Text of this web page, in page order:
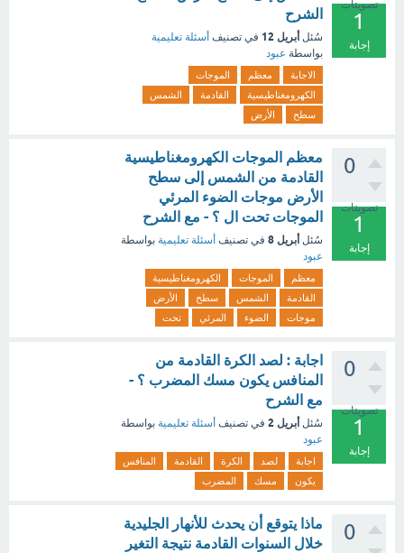
تصويتات
1
إجابة
الشرح
سُئل أبريل 12 في تصنيف أسئلة تعليمية
بواسطة عبود
الاجابة معظم
الموجات
الكهرومغناطيسية
القادمة
الشمس
سطح
الأرض
0
تصويتات
1
إجابة
معظم الموجات الكهرومغناطيسية
القادمة من الشمس إلى سطح
الأرض موجات الضوء المرئي
الموجات تحت ال ؟ - مع الشرح
سُئل أبريل 8 في تصنيف أسئلة تعليمية بواسطة
عبود
معظم الموجات
الكهرومغناطيسية
القادمة
الشمس سطح
الأرض
موجات
الضوء المرئي تحت
0
تصويتات
1
إجابة
اجابة : لصد الكرة القادمة من
المنافس يكون مسك المضرب ؟ -
مع الشرح
سُئل أبريل 2 في تصنيف أسئلة تعليمية بواسطة
عبود
اجابة لصد الكرة القادمة
المنافس
يكون
مسك المضرب
0
ماذا يتوقع أن يحدث للأنهار الجليدية
خلال السنوات القادمة نتيجة التغير